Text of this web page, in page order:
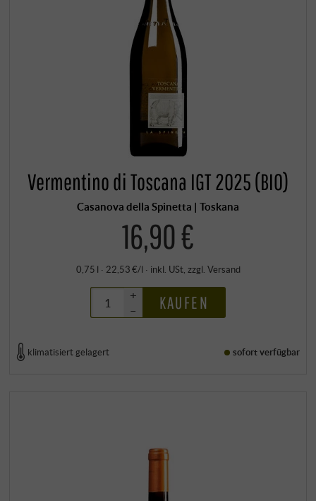
Vermentino di Toscana IGT 2025 (BIO)
Casanova della Spinetta | Toskana
16,90 €
0,75 l · 22,53 €/l · inkl. USt, zzgl. Versand
+
–
KAUFEN
klimatisiert gelagert sofort verfügbar